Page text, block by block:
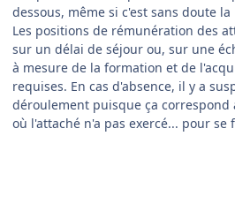
dessous, même si c'est sans doute
Les positions de rémunération des
sur un délai de séjour ou, sur une
à mesure de la formation et de
requises. En cas d'absence, il y a
déroulement puisque ça correspond
où l'attaché n'a pas exercé... pour se